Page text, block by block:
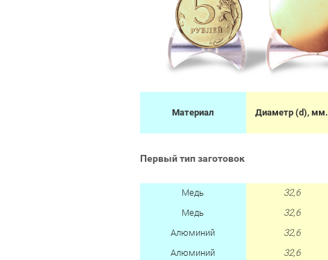
Материал Диаметр (d), мм.
Первый тип заготовок
Медь 32,6
Медь
32,6
Алюминий
32,6
Алюминий
32,6